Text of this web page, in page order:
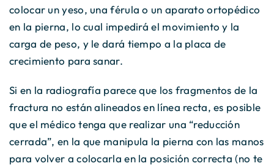
colocar un yeso, una férula o un aparato ortopédico
en la pierna, lo cual impedirá el movimiento y la
carga de peso, y le dará tiempo a la placa de
crecimiento para sanar.
Si en la radiografía parece que los fragmentos de la
fractura no están alineados en línea recta, es posible
que el médico tenga que realizar una “reducción
cerrada”, en la que manipula la pierna con las manos
para volver a colocarla en la posición correcta (no te